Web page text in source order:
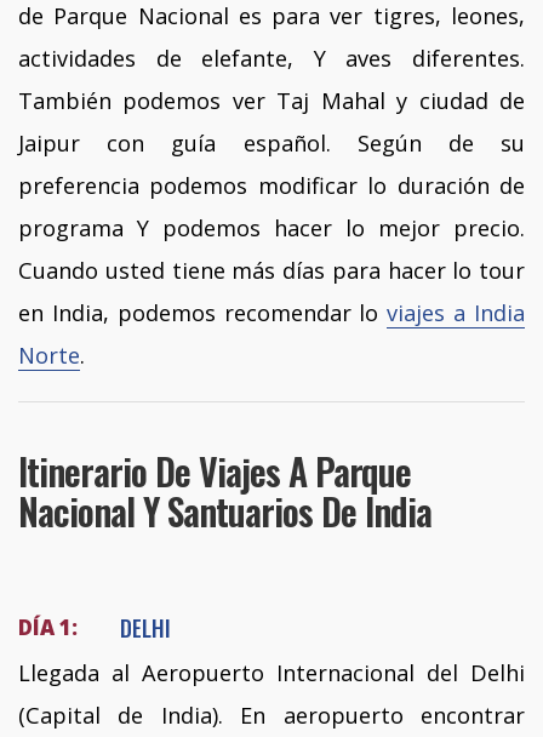
de Parque Nacional es para ver tigres, leones,
actividades de elefante, Y aves diferentes.
También podemos ver Taj Mahal y ciudad de
Jaipur con guía español. Según de su
preferencia podemos modificar lo duración de
programa Y podemos hacer lo mejor precio.
Cuando usted tiene más días para hacer lo tour
en India, podemos recomendar loviajes a India
Norte.
Itinerario De Viajes A Parque
Nacional Y Santuarios De India
DÍA 1: DELHI
Llegada al Aeropuerto Internacional del Delhi
(Capital de India). En aeropuerto encontrar